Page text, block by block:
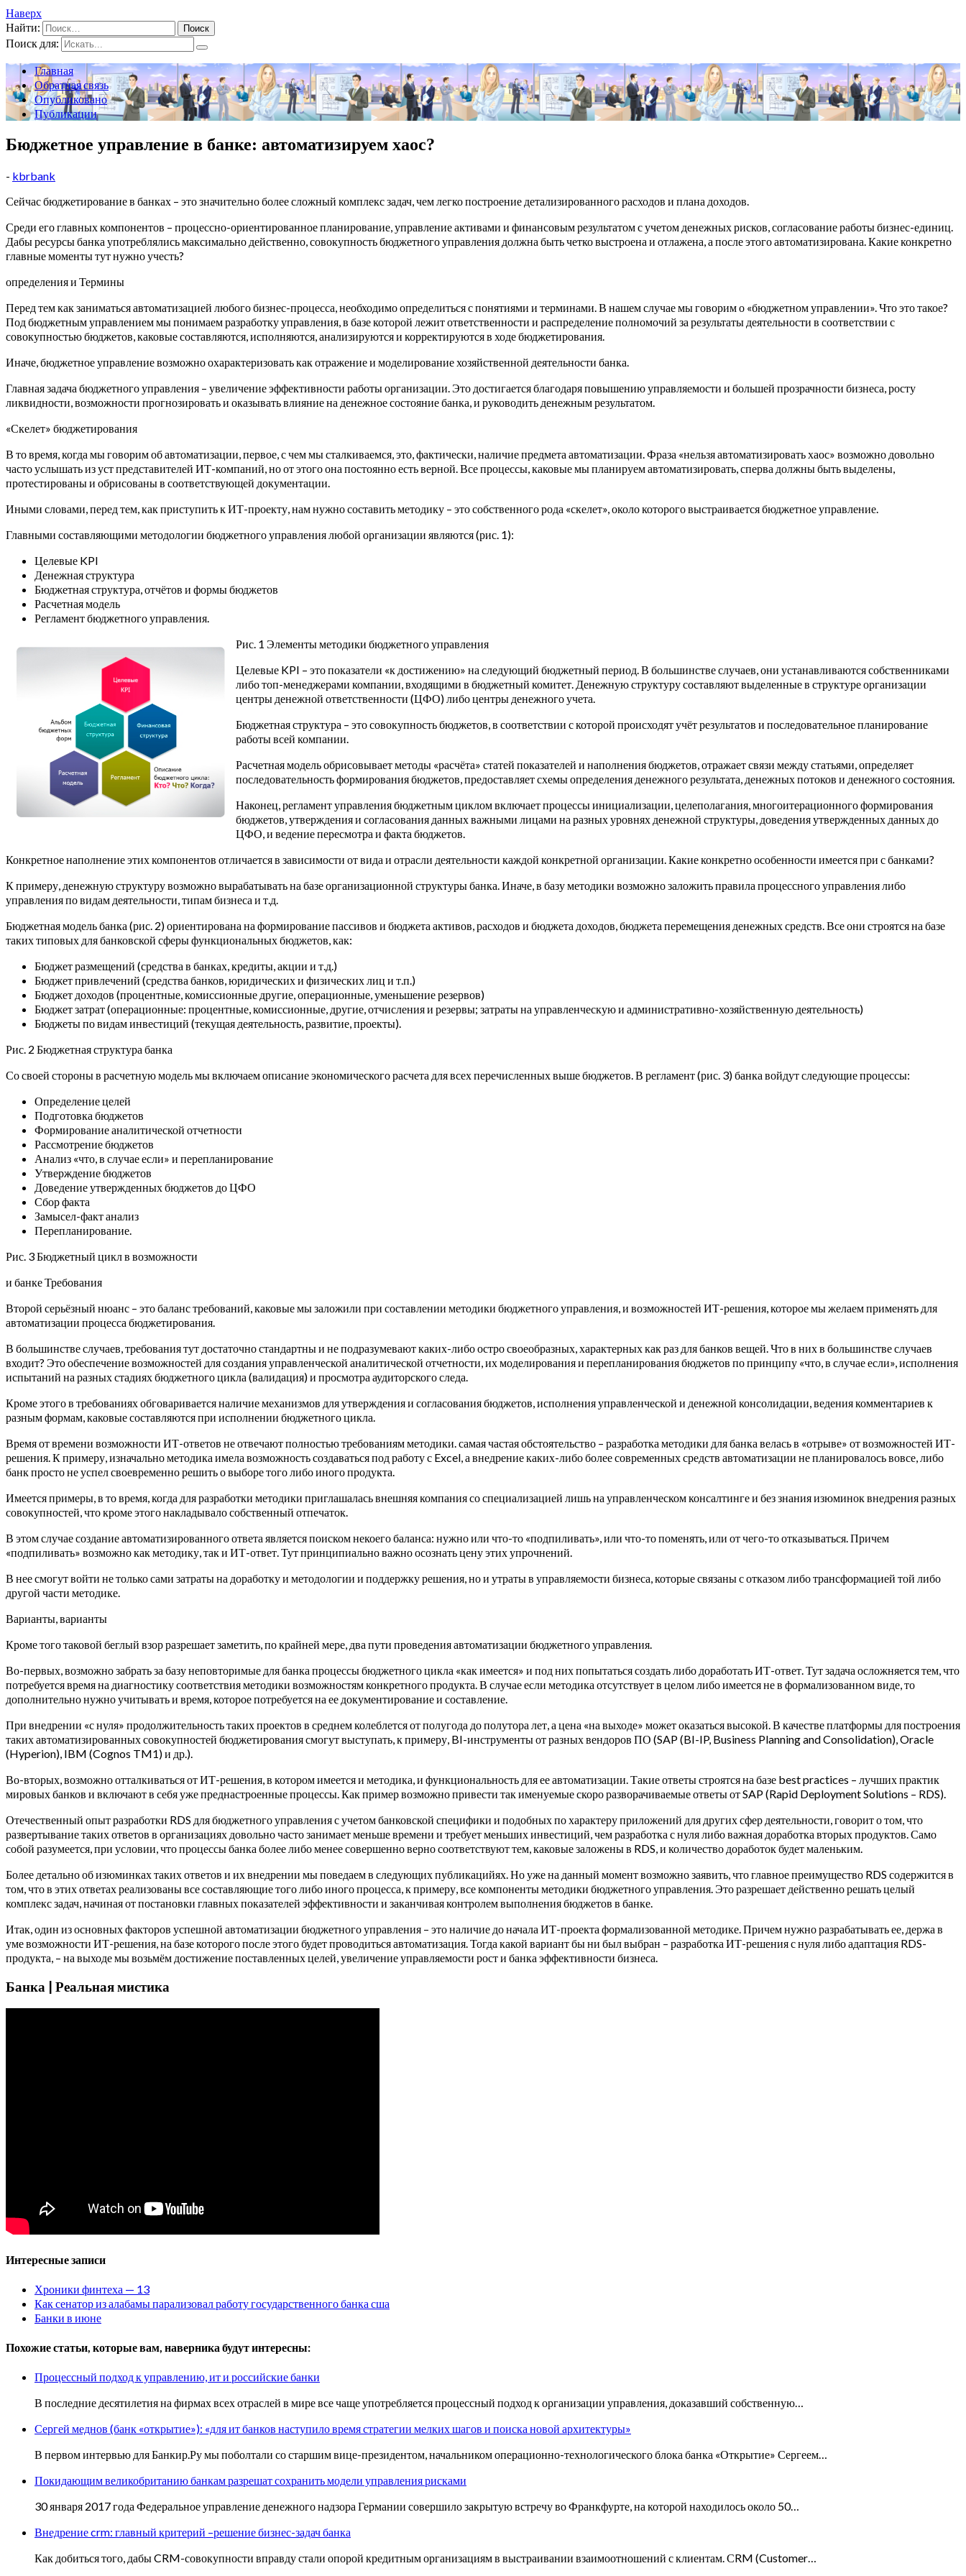
Наверх
Найти:
Поиск для:
Главная
Обратная связь
Опубликовано
Публикации
Бюджетное управление в банке: автоматизируем хаос?
- kbrbank
Сейчас бюджетирование в банках – это значительно более сложный комплекс задач, чем легко построение детализированного расходов и плана доходов.
Среди его главных компонентов – процессно-ориентированное планирование, управление активами и финансовым результатом с учетом денежных рисков, согласование работы бизнес-единиц.
Дабы ресурсы банка употреблялись максимально действенно, совокупность бюджетного управления должна быть четко выстроена и отлажена, а после этого автоматизирована. Какие конкретно
главные моменты тут нужно учесть?
определения и Термины
Перед тем как заниматься автоматизацией любого бизнес-процесса, необходимо определиться с понятиями и терминами. В нашем случае мы говорим о «бюджетном управлении». Что это такое?
Под бюджетным управлением мы понимаем разработку управления, в базе которой лежит ответственности и распределение полномочий за результаты деятельности в соответствии с
совокупностью бюджетов, каковые составляются, исполняются, анализируются и корректируются в ходе бюджетирования.
Иначе, бюджетное управление возможно охарактеризовать как отражение и моделирование хозяйственной деятельности банка.
Главная задача бюджетного управления – увеличение эффективности работы организации. Это достигается благодаря повышению управляемости и большей прозрачности бизнеса, росту
ликвидности, возможности прогнозировать и оказывать влияние на денежное состояние банка, и руководить денежным результатом.
«Скелет» бюджетирования
В то время, когда мы говорим об автоматизации, первое, с чем мы сталкиваемся, это, фактически, наличие предмета автоматизации. Фраза «нельзя автоматизировать хаос» возможно довольно
часто услышать из уст представителей ИТ-компаний, но от этого она постоянно есть верной. Все процессы, каковые мы планируем автоматизировать, сперва должны быть выделены,
протестированы и обрисованы в соответствующей документации.
Иными словами, перед тем, как приступить к ИТ-проекту, нам нужно составить методику – это собственного рода «скелет», около которого выстраивается бюджетное управление.
Главными составляющими методологии бюджетного управления любой организации являются (рис. 1):
Целевые KPI
Денежная структура
Бюджетная структура, отчётов и формы бюджетов
Расчетная модель
Регламент бюджетного управления.
Рис. 1 Элементы методики бюджетного управления
Целевые KPI – это показатели «к достижению» на следующий бюджетный период. В большинстве случаев, они устанавливаются собственниками
либо топ-менеджерами компании, входящими в бюджетный комитет. Денежную структуру составляют выделенные в структуре организации
центры денежной ответственности (ЦФО) либо центры денежного учета.
Бюджетная структура – это совокупность бюджетов, в соответствии с которой происходят учёт результатов и последовательное планирование
работы всей компании.
Расчетная модель обрисовывает методы «расчёта» статей показателей и наполнения бюджетов, отражает связи между статьями, определяет
последовательность формирования бюджетов, предоставляет схемы определения денежного результата, денежных потоков и денежного состояния.
Наконец, регламент управления бюджетным циклом включает процессы инициализации, целеполагания, многоитерационного формирования
бюджетов, утверждения и согласования данных важными лицами на разных уровнях денежной структуры, доведения утвержденных данных до
ЦФО, и ведение пересмотра и факта бюджетов.
Конкретное наполнение этих компонентов отличается в зависимости от вида и отрасли деятельности каждой конкретной организации. Какие конкретно особенности имеется при с банками?
К примеру, денежную структуру возможно вырабатывать на базе организационной структуры банка. Иначе, в базу методики возможно заложить правила процессного управления либо
управления по видам деятельности, типам бизнеса и т.д.
Бюджетная модель банка (рис. 2) ориентирована на формирование пассивов и бюджета активов, расходов и бюджета доходов, бюджета перемещения денежных средств. Все они строятся на базе
таких типовых для банковской сферы функциональных бюджетов, как:
Бюджет размещений (средства в банках, кредиты, акции и т.д.)
Бюджет привлечений (средства банков, юридических и физических лиц и т.п.)
Бюджет доходов (процентные, комиссионные другие, операционные, уменьшение резервов)
Бюджет затрат (операционные: процентные, комиссионные, другие, отчисления и резервы; затраты на управленческую и административно-хозяйственную деятельность)
Бюджеты по видам инвестиций (текущая деятельность, развитие, проекты).
Рис. 2 Бюджетная структура банка
Со своей стороны в расчетную модель мы включаем описание экономического расчета для всех перечисленных выше бюджетов. В регламент (рис. 3) банка войдут следующие процессы:
Определение целей
Подготовка бюджетов
Формирование аналитической отчетности
Рассмотрение бюджетов
Анализ «что, в случае если» и перепланирование
Утверждение бюджетов
Доведение утвержденных бюджетов до ЦФО
Сбор факта
Замысел-факт анализ
Перепланирование.
Рис. 3 Бюджетный цикл в возможности
и банке Требования
Второй серьёзный нюанс – это баланс требований, каковые мы заложили при составлении методики бюджетного управления, и возможностей ИТ-решения, которое мы желаем применять для
автоматизации процесса бюджетирования.
В большинстве случаев, требования тут достаточно стандартны и не подразумевают каких-либо остро своеобразных, характерных как раз для банков вещей. Что в них в большинстве случаев
входит? Это обеспечение возможностей для создания управленческой аналитической отчетности, их моделирования и перепланирования бюджетов по принципу «что, в случае если», исполнения
испытаний на разных стадиях бюджетного цикла (валидация) и просмотра аудиторского следа.
Кроме этого в требованиях обговаривается наличие механизмов для утверждения и согласования бюджетов, исполнения управленческой и денежной консолидации, ведения комментариев к
разным формам, каковые составляются при исполнении бюджетного цикла.
Время от времени возможности ИТ-ответов не отвечают полностью требованиям методики. самая частая обстоятельство – разработка методики для банка велась в «отрыве» от возможностей ИТ-
решения. К примеру, изначально методика имела возможность создаваться под работу с Excel, а внедрение каких-либо более современных средств автоматизации не планировалось вовсе, либо
банк просто не успел своевременно решить о выборе того либо иного продукта.
Имеется примеры, в то время, когда для разработки методики приглашалась внешняя компания со специализацией лишь на управленческом консалтинге и без знания изюминок внедрения разных
совокупностей, что кроме этого накладывало собственный отпечаток.
В этом случае создание автоматизированного ответа является поиском некоего баланса: нужно или что-то «подпиливать», или что-то поменять, или от чего-то отказываться. Причем
«подпиливать» возможно как методику, так и ИТ-ответ. Тут принципиально важно осознать цену этих упрочнений.
В нее смогут войти не только сами затраты на доработку и методологии и поддержку решения, но и утраты в управляемости бизнеса, которые связаны с отказом либо трансформацией той либо
другой части методике.
Варианты, варианты
Кроме того таковой беглый взор разрешает заметить, по крайней мере, два пути проведения автоматизации бюджетного управления.
Во-первых, возможно забрать за базу неповторимые для банка процессы бюджетного цикла «как имеется» и под них попытаться создать либо доработать ИТ-ответ. Тут задача осложняется тем, что
потребуется время на диагностику соответствия методики возможностям конкретного продукта. В случае если методика отсутствует в целом либо имеется не в формализованном виде, то
дополнительно нужно учитывать и время, которое потребуется на ее документирование и составление.
При внедрении «с нуля» продолжительность таких проектов в среднем колеблется от полугода до полутора лет, а цена «на выходе» может оказаться высокой. В качестве платформы для построения
таких автоматизированных совокупностей бюджетирования смогут выступать, к примеру, BI-инструменты от разных вендоров ПО (SAP (BI-IP, Business Planning and Consolidation), Oracle
(Hyperion), IBM (Cognos TM1) и др.).
Во-вторых, возможно отталкиваться от ИТ-решения, в котором имеется и методика, и функциональность для ее автоматизации. Такие ответы строятся на базе best practices – лучших практик
мировых банков и включают в себя уже преднастроенные процессы. Как пример возможно привести так именуемые скоро разворачиваемые ответы от SAP (Rapid Deployment Solutions – RDS).
Отечественный опыт разработки RDS для бюджетного управления с учетом банковской специфики и подобных по характеру приложений для других сфер деятельности, говорит о том, что
развертывание таких ответов в организациях довольно часто занимает меньше времени и требует меньших инвестиций, чем разработка с нуля либо важная доработка вторых продуктов. Само
собой разумеется, при условии, что процессы банка более либо менее совершенно верно соответствуют тем, каковые заложены в RDS, и количество доработок будет маленьким.
Более детально об изюминках таких ответов и их внедрении мы поведаем в следующих публикацийях. Но уже на данный момент возможно заявить, что главное преимущество RDS содержится в
том, что в этих ответах реализованы все составляющие того либо иного процесса, к примеру, все компоненты методики бюджетного управления. Это разрешает действенно решать целый
комплекс задач, начиная от постановки главных показателей эффективности и заканчивая контролем выполнения бюджетов в банке.
Итак, один из основных факторов успешной автоматизации бюджетного управления – это наличие до начала ИТ-проекта формализованной методике. Причем нужно разрабатывать ее, держа в
уме возможности ИТ-решения, на базе которого после этого будет проводиться автоматизация. Тогда какой вариант бы ни был выбран – разработка ИТ-решения с нуля либо адаптация RDS-
продукта, – на выходе мы возьмём достижение поставленных целей, увеличение управляемости рост и банка эффективности бизнеса.
Банка | Реальная мистика
Интересные записи
Хроники финтеха — 13
Как сенатор из алабамы парализовал работу государственного банка сша
Банки в июне
Похожие статьи, которые вам, наверника будут интересны:
Процессный подход к управлению, ит и российские банки
В последние десятилетия на фирмах всех отраслей в мире все чаще употребляется процессный подход к организации управления, доказавший собственную…
Сергей меднов (банк «открытие»): «для ит банков наступило время стратегии мелких шагов и поиска новой архитектуры»
В первом интервью для Банкир.Ру мы поболтали со старшим вице-президентом, начальником операционно-технологического блока банка «Открытие» Сергеем…
Покидающим великобританию банкам разрешат сохранить модели управления рисками
30 января 2017 года Федеральное управление денежного надзора Германии совершило закрытую встречу во Франкфурте, на которой находилось около 50…
Внедрение crm: главный критерий –решение бизнес-задач банка
Как добиться того, дабы CRM-совокупности вправду стали опорой кредитным организациям в выстраивании взаимоотношений с клиентам. СRM (Customer…